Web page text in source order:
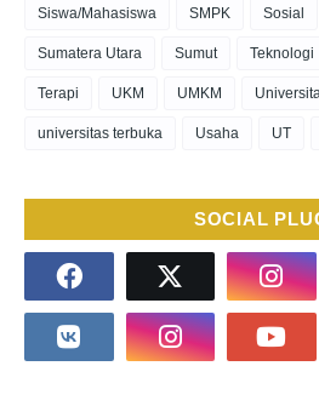
Siswa/Mahasiswa SMPK Sosial
Sumatera Utara Sumut Teknologi
Terapi UKM UMKM
universitas terbuka Usaha UT
SOCIAL